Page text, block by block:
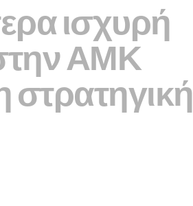
ισχυρή
ΑΜΚ
στρατηγική